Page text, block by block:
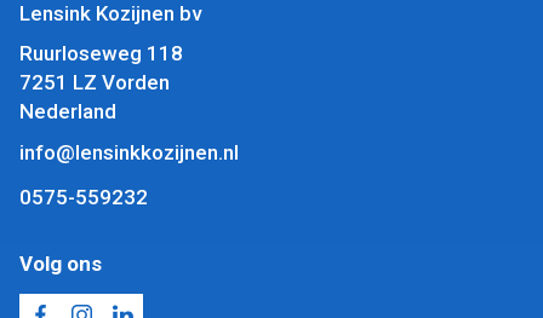
Lensink Kozijnen bv
Ruurloseweg 118
7251 LZ Vorden
Nederland
info@lensinkkozijnen.nl
0575-559232
Volg ons